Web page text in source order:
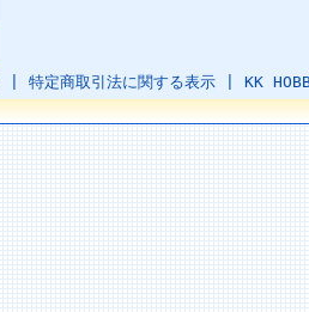
特定商取引法に関する表示 KK